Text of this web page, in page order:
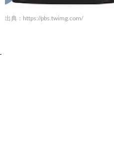
出典： https://pbs.twimg.com/